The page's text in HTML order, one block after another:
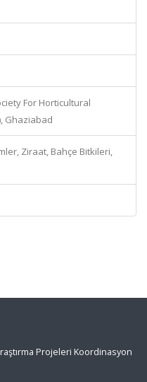
For Horticultural
Ghaziabad
Ziraat, Bahçe Bitkileri,
Projeleri Koordinasyon